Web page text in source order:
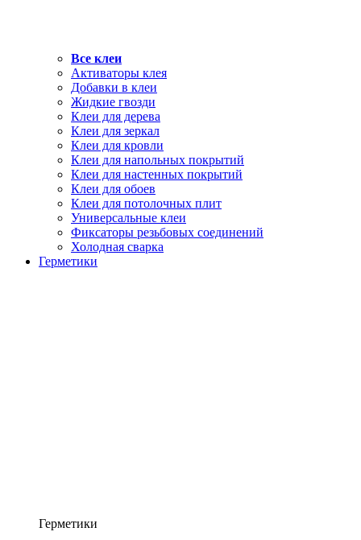
Все клеи
Активаторы клея
Добавки в клеи
Жидкие гвозди
Клеи для дерева
Клеи для зеркал
Клеи для кровли
Клеи для напольных покрытий
Клеи для настенных покрытий
Клеи для обоев
Клеи для потолочных плит
Универсальные клеи
Фиксаторы резьбовых соединений
Холодная сварка
Герметики
Герметики